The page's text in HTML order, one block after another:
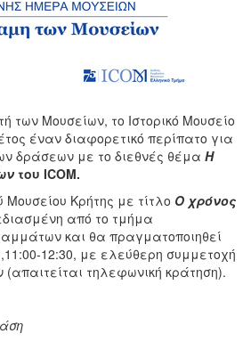
των Μουσείων, το Ιστορικό Μουσείο
έναν διαφορετικό περίπατο για
δράσεων με το διεθνές θέμα Η
του ICOM.
Μουσείου Κρήτης με τίτλο Ο χρόνος
από το τμήμα
και θα πραγματοποιηθεί
12:30, με ελεύθερη συμμετοχή
τηλεφωνική κράτηση).